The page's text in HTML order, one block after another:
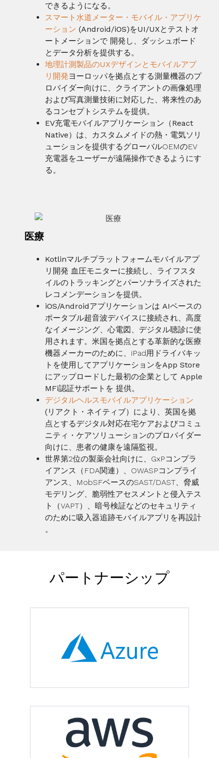
できるようになる。
スマート水道メーター・モバイル・アプリケ
ーション (Android/iOS)をUI/UXとテストオ
ートメーションで 開発し、ダッシュボード
とデータ分析を提供する。
地理計測製品のUXデザインとモバイルアプ
リ開発ヨーロッパを拠点とする測量機器のプ
ロバイダー向けに、クライアントの画像処理
および写真測量技術に対応した
、将来性のあ
るコンセプトシステムを提供。
EV充電モバイルアプリケーション （React
Native）は 、カスタムメイドの熱・電気ソリ
ューションを提供するグローバルOEMのEV
充電器をユーザーが遠隔操作できるようにす
る。
医療
Kotlinマルチプラットフォームモバイルアプ
リ開発 血圧モニターに接続し、 ライフスタ
イルのトラッキングとパーソナライズされた
レコメンデーションを提供。
iOS/Androidアプリケーションは AIベースの
ポータブル超音波デバイスに接続され 、高度
なイメージング、心電図、デジタル聴診に使
用されます。米国を拠点とする革新的な医療
機器メーカーのために、iPad用ドライバキッ
トを使用してアプリケーションをApp Store
にアップロードした最初の企業として Apple
MFi認証サポートを提供。
デジタルヘルスモバイルアプリケーション
(リアクト・ネイティブ）により
、英国を拠
点とするデジタル対応在宅ケアおよびコミュ
ニティ・ケアソリューションのプロバイダー
向けに、患者の健康を遠隔監視。
世界第2位の製薬会社向けに、GxPコンプラ
イアンス（FDA関連）、OWASPコンプライ
アンス、MobSFベースのSAST/DAST、脅威
モデリング、脆弱性アセスメントと侵入テス
ト（VAPT）、暗号検証などのセキュリティ
のために吸入器追跡モバイルアプリを再設計
。
パートナーシップ